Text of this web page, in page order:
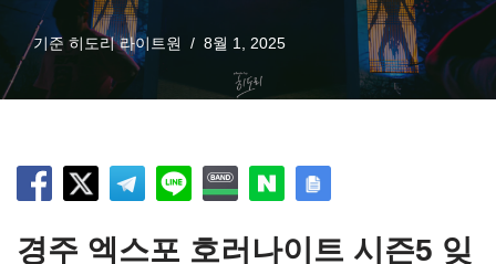
기준 히도리 라이트원 8월 1, 2025
경주 엑스포 호러나이트 시즌5 잊